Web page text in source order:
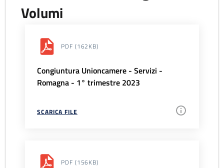
Volumi
PDF (162KB)
Congiuntura Unioncamere - Servizi -
Romagna - 1° trimestre 2023
SCARICA FILE
PDF (156KB)